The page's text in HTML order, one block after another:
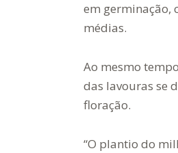
em germinação,
médias.
Ao mesmo
das lavouras se
floração.
“O plantio do